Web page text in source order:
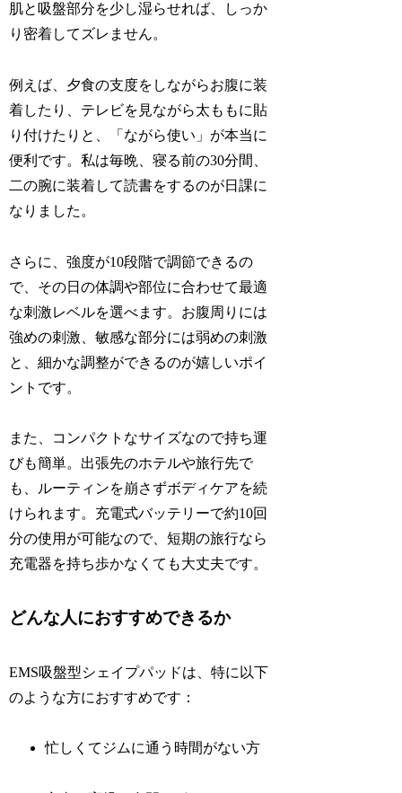
肌と吸盤部分を少し湿らせれば、しっか
り密着してズレません。
例えば、夕食の支度をしながらお腹に装
着したり、テレビを見ながら太ももに貼
り付けたりと、「ながら使い」が本当に
便利です。私は毎晩、寝る前の30分間、
二の腕に装着して読書をするのが日課に
なりました。
さらに、強度が10段階で調節できるの
で、その日の体調や部位に合わせて最適
な刺激レベルを選べます。お腹周りには
強めの刺激、敏感な部分には弱めの刺激
と、細かな調整ができるのが嬉しいポイ
ントです。
また、コンパクトなサイズなので持ち運
びも簡単。出張先のホテルや旅行先で
も、ルーティンを崩さずボディケアを続
けられます。充電式バッテリーで約10回
分の使用が可能なので、短期の旅行なら
充電器を持ち歩かなくても大丈夫です。
どんな人におすすめできるか
EMS吸盤型シェイプパッドは、特に以下
のような方におすすめです：
忙しくてジムに通う時間がない方